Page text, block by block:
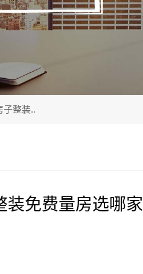
子整装..
装免费量房选哪家